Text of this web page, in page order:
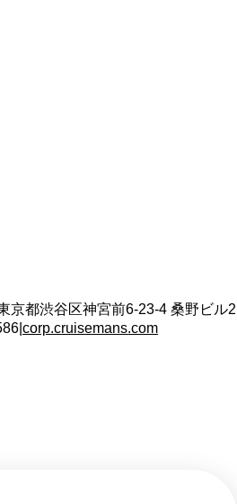
京都渋谷区神宮前6-23-4 桑野ビル2
corp.cruisemans.com